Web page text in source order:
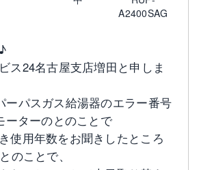
A2400SAG
ス24名古屋支店増田と申しま
ーパスガス給湯器のエラー番号
ーターのとのことで
使用年数をお聞きしたところ
のことで、